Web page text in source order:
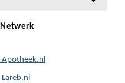
Apotheek.nl